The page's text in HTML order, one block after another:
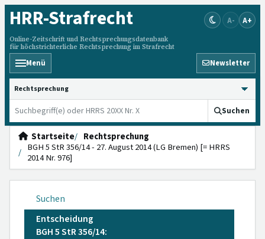
HRR-Strafrecht
Online-Zeitschrift und Rechtsprechungsdatenbank
für höchstrichterliche Rechtsprechung im Strafrecht
A- A+
Menü Newsletter
HRRS durchsuchen
Suchen
Startseite
Rechtsprechung
BGH 5 StR 356/14 - 27. August 2014 (LG Bremen) [= HRRS
2014 Nr. 976]
Suchen
Entscheidung
BGH 5 StR 356/14: